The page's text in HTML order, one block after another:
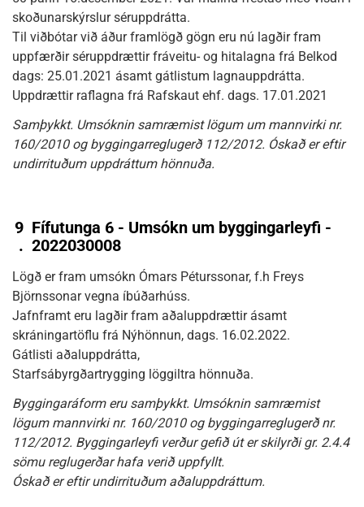
skoðunarskýrslur séruppdrátta.
Til viðbótar við áður framlögð gögn eru nú lagðir fram
uppfærðir séruppdrættir fráveitu- og hitalagna frá Belkod
dags: 25.01.2021 ásamt gátlistum lagnauppdrátta.
Uppdrættir raflagna frá Rafskaut ehf. dags. 17.01.2021
Samþykkt. Umsóknin samræmist lögum um mannvirki nr.
160/2010 og byggingarreglugerð 112/2012. Óskað er eftir
undirrituðum uppdráttum hönnuða.
9
.
Fífutunga 6 - Umsókn um byggingarleyfi -
2022030008
Lögð er fram umsókn Ómars Péturssonar, f.h Freys
Björnssonar vegna íbúðarhúss.
Jafnframt eru lagðir fram aðaluppdrættir ásamt
skráningartöflu frá Nýhönnun, dags. 16.02.2022.
Gátlisti aðaluppdrátta,
Starfsábyrgðartrygging löggiltra hönnuða.
Byggingaráform eru samþykkt. Umsóknin samræmist
lögum mannvirki nr. 160/2010 og byggingarreglugerð nr.
112/2012. Byggingarleyfi verður gefið út er skilyrði gr. 2.4.4
sömu reglugerðar hafa verið uppfyllt.
Óskað er eftir undirrituðum aðaluppdráttum.